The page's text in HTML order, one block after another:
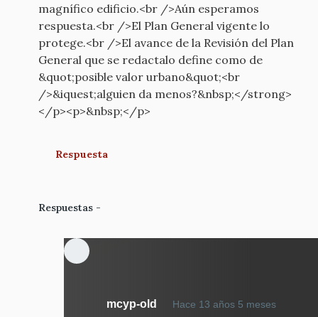
magnífico edificio.<br />Aún esperamos
respuesta.<br />El Plan General vigente lo
protege.<br />El avance de la Revisión del Plan
General que se redactalo define como de
&quot;posible valor urbano&quot;<br
/>&iquest;alguien da menos?&nbsp;</strong>
</p><p>&nbsp;</p>
Respuesta
Respuestas
mcyp-old Hace 13 años 5 mesesEn